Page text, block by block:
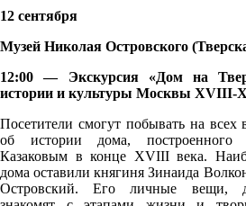
12 сентября
Музей Николая Островского
12:00 — Экскурсия «Дом на
истории и культуры Москвы XVIII-
Посетители смогут побывать на всех
об истории дома, построенного
Казаковым в конце XVIII века.
дома оставили княгиня Зинаида
Островский. Его личные вещи,